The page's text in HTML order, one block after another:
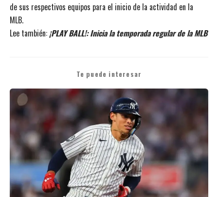
de sus respectivos equipos para el inicio de la actividad en la
MLB.
Lee también: ¡PLAY BALL!: Inicia la temporada regular de la MLB
Te puede interesar